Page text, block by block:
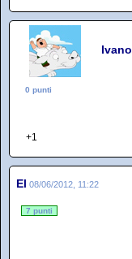
Ivano
0 punti
+1
El 08/06/2012, 11:22
7 punti